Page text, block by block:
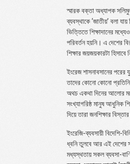
স্মারক বক্তা অধ্যাপক
ব্যবস্থাকে ‘জাতীয়’ বলা
ভিত্তিতে শিক্ষাদানের
পরিবর্তন হয়নি। এ দেশের
শিক্ষার জয়জয়কারটা
ইংরেজ শাসনাবসানের
তাদের কোনো কোনো
অথচ একথা দিনের আলোর
সংখ্যাগরিষ্ঠ মানুষ আধুনিক
দিয়ে তারা জনশিক্ষার
ইংরেজি-ব্যবসায়ী বিদেশি-
ধ্বনি তুলবে আর এই দেশের
মধ্যস্থতায় সকল ব্যবসা-